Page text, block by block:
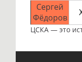
Сергей
Фёдоров
ЦСКА — это